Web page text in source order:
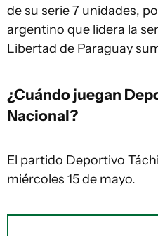
de su serie 7 unidades,
argentino que lidera la
Libertad de Paraguay
¿Cuándo juegan
Nacional?
El partido Deportivo
miércoles 15 de mayo.